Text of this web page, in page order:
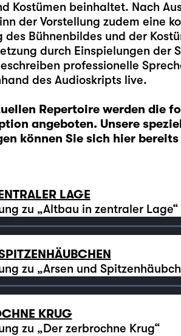
Kostümen beinhaltet. Nach
der Vorstellung zudem eine
des Bühnenbildes und der
durch Einspielungen der
professionelle
des Audioskripts live.
Repertoire werden die
angeboten. Unsere
können Sie sich hier
LAGE
zu „Altbau in zentraler Lage“
:
:
zu „Arsen und
:
:
KRUG
zu „Der zerbrochne Krug“